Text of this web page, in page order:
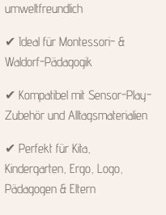
umweltfreundlich
✔ Ideal für Montessori- &
Waldorf-Pädagogik
✔ Kompatibel mit Sensor-Play-
Zubehör und Alltagsmaterialien
✔ Perfekt für Kita,
Kindergarten, Ergo, Logo,
Pädagogen & Eltern